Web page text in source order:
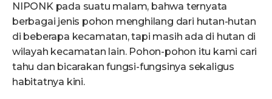
NIPONK pada suatu malam, bahwa ternyata
berbagai jenis pohon menghilang dari hutan-hutan
di beberapa kecamatan, tapi masih ada di hutan di
wilayah kecamatan lain. Pohon-pohon itu kami cari
tahu dan bicarakan fungsi-fungsinya sekaligus
habitatnya kini.